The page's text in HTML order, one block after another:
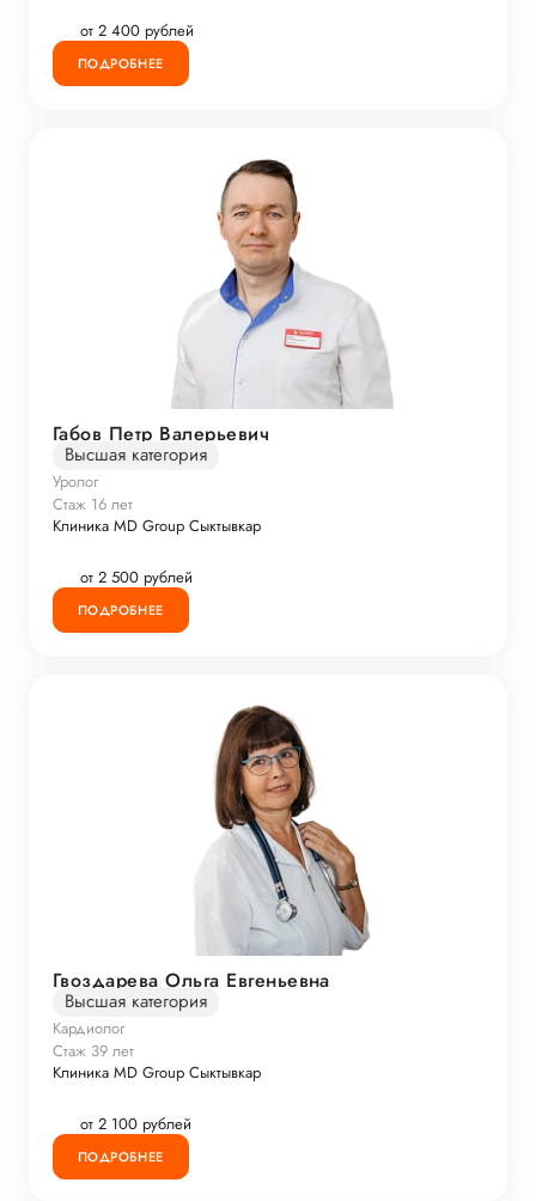
от 2 400 рублей
ПОДРОБНЕЕ
Габов Петр Валерьевич
Высшая категория
Уролог
Стаж 16 лет
Клиника MD Group Сыктывкар
от 2 500 рублей
ПОДРОБНЕЕ
Гвоздарева Ольга Евгеньевна
Высшая категория
Кардиолог
Стаж 39 лет
Клиника MD Group Сыктывкар
от 2 100 рублей
ПОДРОБНЕЕ